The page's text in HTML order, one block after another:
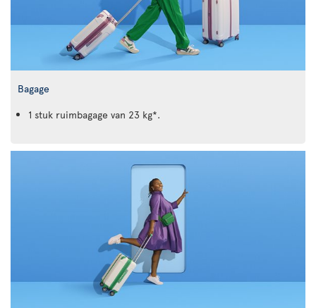
Bagage
1 stuk ruimbagage van 23 kg*.